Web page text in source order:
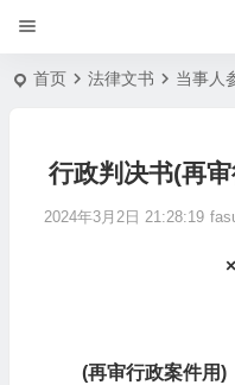
首页 法律文书 当事人
行政判决书(再
2024年3月2日 21:28:19
(再审行政案件用)